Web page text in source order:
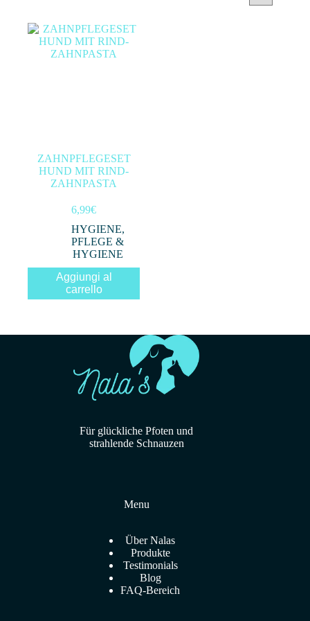
Categorie prodotto
Filtro
ZAHNPFLEGESET
HUND MIT RIND-
ZAHNPASTA
6,99€
HYGIENE,
PFLEGE &
HYGIENE
Aggiungi al
carrello
Für glückliche Pfoten und
strahlende Schnauzen
Menu
Über Nalas
Produkte
Testimonials
Blog
FAQ-Bereich